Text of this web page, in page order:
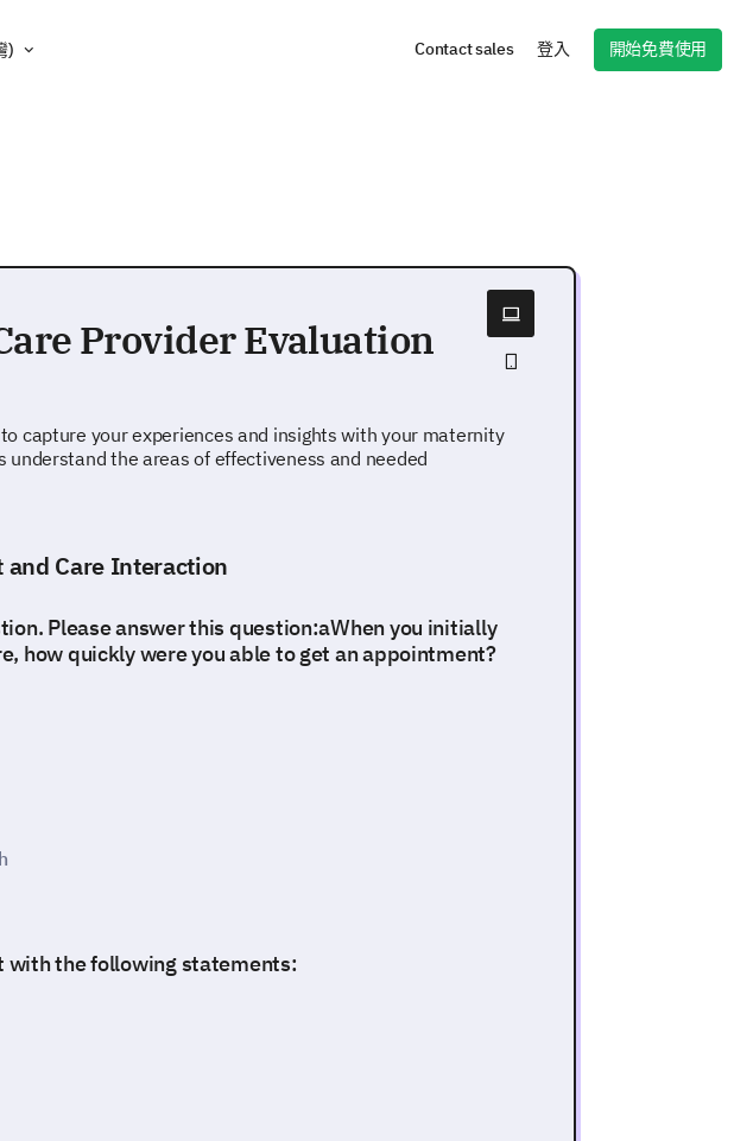
) Contact sales 登入 開始免費使用
Provider Evaluation
capture your experiences and insights with your maternity
understand the areas of effectiveness and needed
Care Interaction
Please answer this question:aWhen you initially
how quickly were you able to get an appointment?
with the following statements: